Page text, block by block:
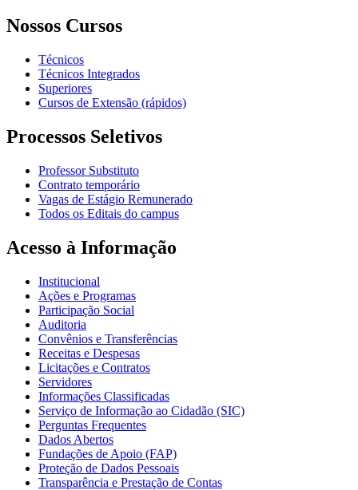
Nossos Cursos
Técnicos
Técnicos Integrados
Superiores
Cursos de Extensão (rápidos)
Processos Seletivos
Professor Substituto
Contrato temporário
Vagas de Estágio Remunerado
Todos os Editais do campus
Acesso à Informação
Institucional
Ações e Programas
Participação Social
Auditoria
Convênios e Transferências
Receitas e Despesas
Licitações e Contratos
Servidores
Informações Classificadas
Serviço de Informação ao Cidadão (SIC)
Perguntas Frequentes
Dados Abertos
Fundações de Apoio (FAP)
Proteção de Dados Pessoais
Transparência e Prestação de Contas